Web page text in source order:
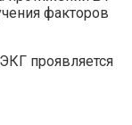
факторов
проявляется